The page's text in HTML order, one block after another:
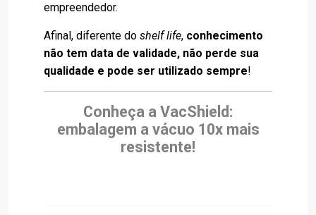
empreendedor.
Afinal, diferente do shelf life, conhecimento
não tem data de validade, não perde sua
qualidade e pode ser utilizado sempre!
Conheça a VacShield:
embalagem a vácuo 10x mais
resistente!